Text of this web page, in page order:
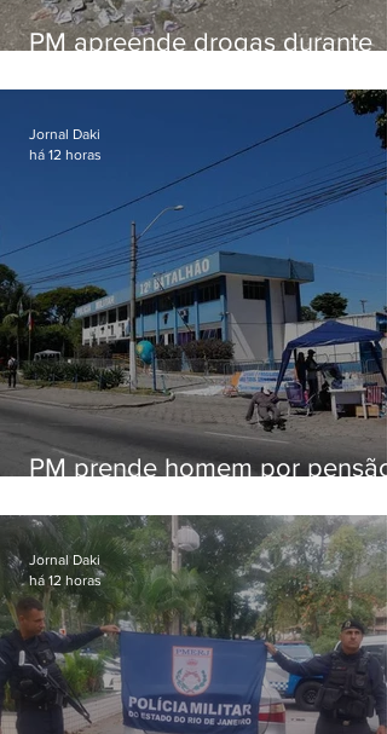
PM apreende drogas durante
PM prende homem por pensão
Jornal Daki
há 12 horas
Jornal Daki
há 12 horas